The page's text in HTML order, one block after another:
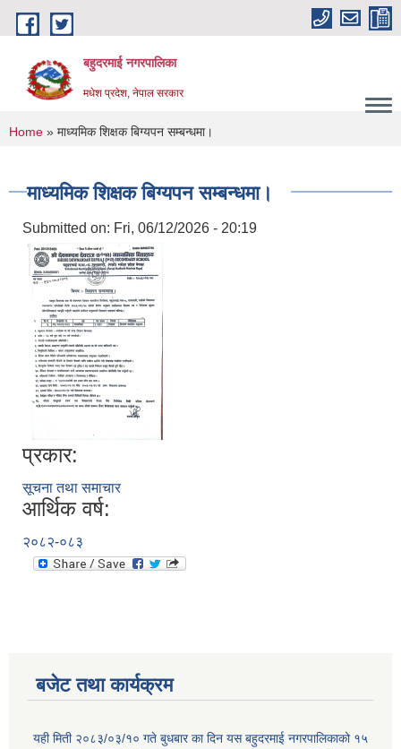
Skip to main content
बहुदरमाई नगरपालिका
मधेश प्रदेश, नेपाल सरकार
You are here
Home » माध्यमिक शिक्षक बिग्यपन सम्बन्धमा।
माध्यमिक शिक्षक बिग्यपन सम्बन्धमा।
Submitted on: Fri, 06/12/2026 - 20:19
प्रकार:
सूचना तथा समाचार
आर्थिक वर्ष:
२०८२-०८३
बजेट तथा कार्यक्रम
यही मिती २०८३/०३/१० गते बुधबार का दिन यस बहुदरमाई नगरपालिकाको १५